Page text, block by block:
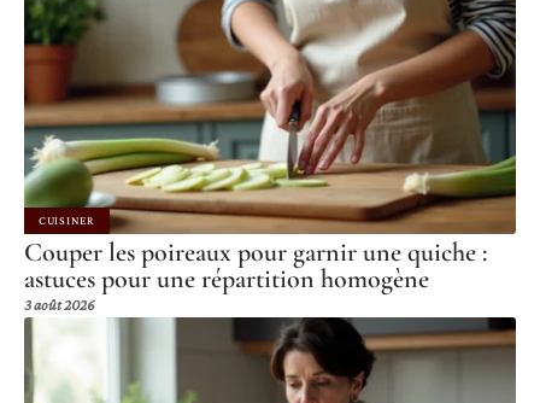
CUISINER
Couper les poireaux pour garnir une quiche :
astuces pour une répartition homogène
3 août 2026